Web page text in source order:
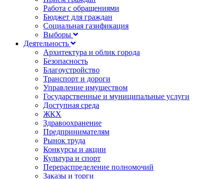
Работа с обращениями
Бюджет для граждан
Социальная газификация
Выборы
Деятельность
Архитектура и облик города
Безопасность
Благоустройство
Транспорт и дороги
Управление имуществом
Государственные и муниципальные услуги
Доступная среда
ЖКХ
Здравоохранение
Предпринимателям
Рынок труда
Конкурсы и акции
Культура и спорт
Перераспределение полномочий
Заказы и торги